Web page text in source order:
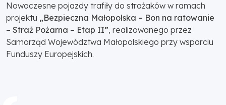
Nowoczesne pojazdy trafiły do strażaków w ramach
projektu „Bezpieczna Małopolska – Bon na ratowanie
– Straż Pożarna – Etap II”, realizowanego przez
Samorząd Województwa Małopolskiego przy wsparciu
Funduszy Europejskich.